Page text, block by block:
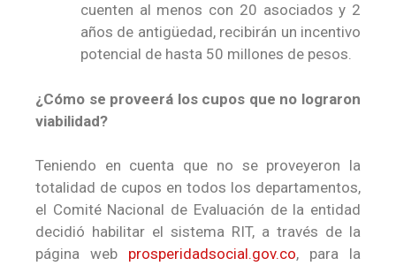
cuenten al menos con 20 asociados y 2
años de antigüedad, recibirán un incentivo
potencial de hasta 50 millones de pesos.
¿Cómo se proveerá los cupos que no lograron
viabilidad?
Teniendo en cuenta que no se proveyeron la
totalidad de cupos en todos los departamentos,
el Comité Nacional de Evaluación de la entidad
decidió habilitar el sistema RIT, a través de la
página web prosperidadsocial.gov.co, para la